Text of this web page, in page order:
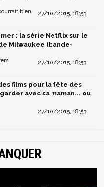
27/10/2015, 18:53
bien
: la série Netflix sur le
Milwaukee (bande-
27/10/2015, 18:53
films pour la fête des
avec sa maman... ou
27/10/2015, 18:53